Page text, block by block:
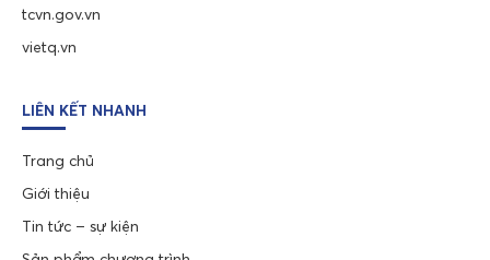
tcvn.gov.vn
vietq.vn
LIÊN KẾT NHANH
Trang chủ
Giới thiệu
Tin tức – sự kiện